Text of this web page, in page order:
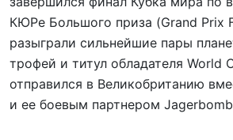
КЮРе Большого приза (Grand Prix
разыграли сильнейшие пары
трофей и титул обладателя World
отправился в Великобританию
и ее боевым партнером